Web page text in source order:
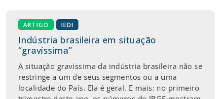
ARTIGO IEDI
Indústria brasileira em situação
“gravíssima”
A situação gravíssima da indústria brasileira não se
restringe a um de seus segmentos ou a uma
localidade do País. Ela é geral. E mais: no primeiro